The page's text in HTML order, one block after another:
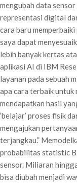
mengubah data
representasi digital
cara baru
saya dapat
lebih banyak kertas
aplikasi AI di IBM
layanan pada sebuah
apa cara terbaik untuk
mendapatkan hasil
‘belajar’ proses fisik
mengajukan
terjangkau.”
probabilitas statistic
sensor. Miliaran
bisa diubah menjadi